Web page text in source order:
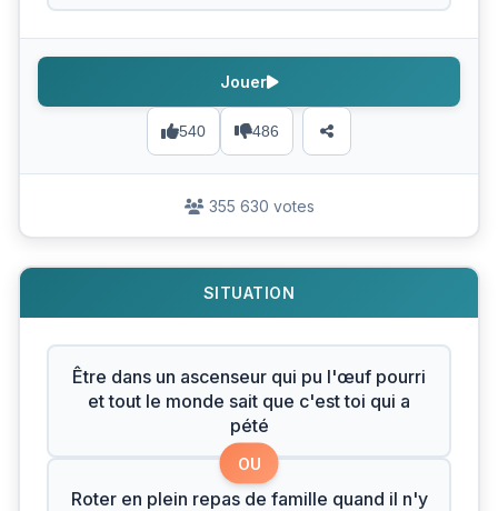
540 486
Jouer
355 630 votes
SITUATION
Être dans un ascenseur qui pu l'œuf pourri
et tout le monde sait que c'est toi qui a
pété
OU
Roter en plein repas de famille quand il n'y